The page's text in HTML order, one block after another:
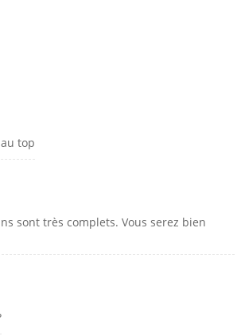
top
sont très complets. Vous serez bien